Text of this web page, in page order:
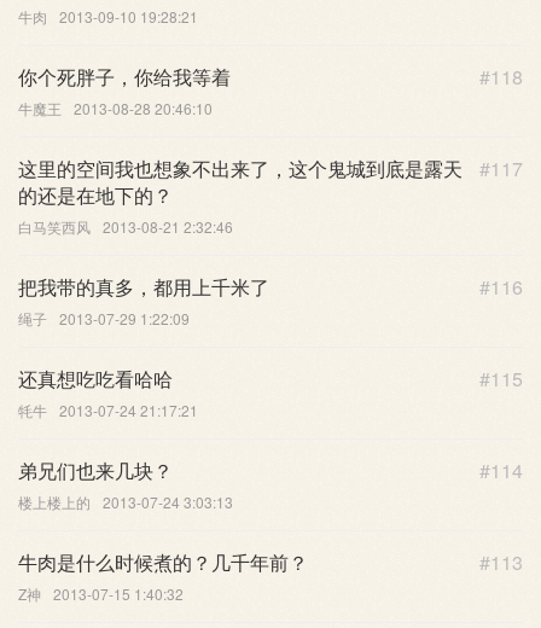
牛肉 2013-09-10 19:28:21
#118
你个死胖子，你给我等着
牛魔王 2013-08-28 20:46:10
#117
这里的空间我也想象不出来了，这个鬼城到底是露天
的还是在地下的？
白马笑西风 2013-08-21 2:32:46
#116
把我带的真多，都用上千米了
绳子 2013-07-29 1:22:09
#115
还真想吃吃看哈哈
牦牛 2013-07-24 21:17:21
#114
弟兄们也来几块？
楼上楼上的 2013-07-24 3:03:13
#113
牛肉是什么时候煮的？几千年前？
Z神 2013-07-15 1:40:32